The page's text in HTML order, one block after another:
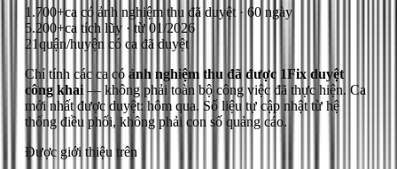
1.700+ca có ảnh nghiệm thu đã duyệt · 60 ngày
5.200+ca tích lũy · từ 01/2026
21quận/huyện có ca đã duyệt
Chỉ tính các ca có ảnh nghiệm thu đã được 1Fix duyệt
công khai — không phải toàn bộ công việc đã thực hiện. Ca
mới nhất được duyệt: hôm qua. Số liệu tự cập nhật từ hệ
thống điều phối, không phải con số quảng cáo.
Được giới thiệu trên